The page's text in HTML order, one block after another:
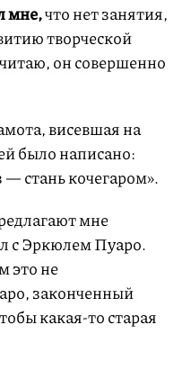
мне,что нет занятия,
творческой
он совершенно
висевшая на
было написано:
стань кочегаром».
мне
с Эркюлем Пуаро.
это не
законченный
какая-то старая